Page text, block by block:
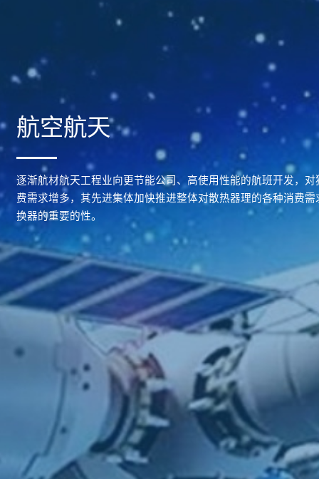
航空航天
逐渐航材航天工程业向更节能公司、高使用性能的航班开发，
费需求增多，其先进集体加快推进整体对散热器理的各种消费
换器的重要的性。